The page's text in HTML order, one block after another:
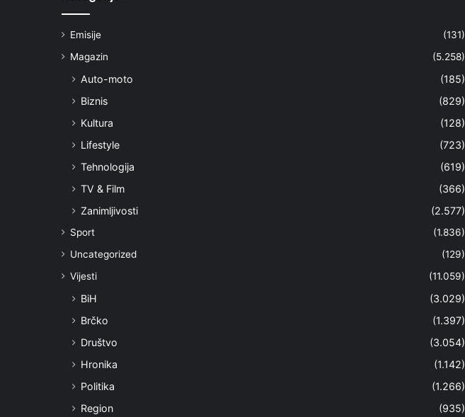
Emisije
(131)
Magazin
(5.258)
Auto-moto
(185)
Biznis
(829)
Kultura
(128)
Lifestyle
(723)
Tehnologija
(619)
TV & Film
(366)
Zanimljivosti
(2.577)
Sport
(1.836)
Uncategorized
(129)
Vijesti
(11.059)
BiH
(3.029)
Brčko
(1.397)
Društvo
(3.054)
Hronika
(1.142)
Politika
(1.266)
Region
(935)